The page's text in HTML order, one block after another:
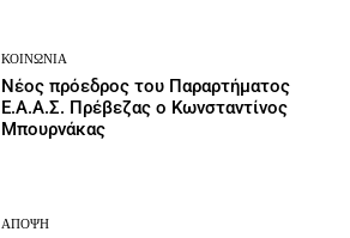
ΚΟΙΝΩΝΙΑ
Νέος πρόεδρος του Παραρτήματος
Ε.Α.Α.Σ. Πρέβεζας ο Κωνσταντίνος
Μπουρνάκας
ΆΠΟΨΗ